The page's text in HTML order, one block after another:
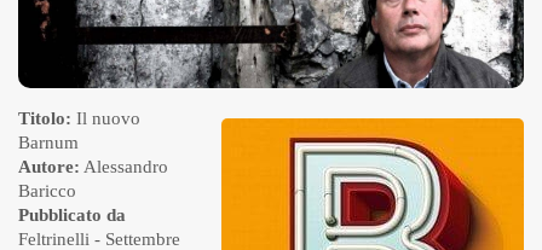
Titolo: Il nuovo
Barnum
Autore: Alessandro
Baricco
Pubblicato da
Feltrinelli - Settembre